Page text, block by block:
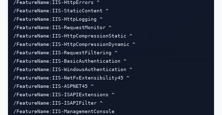
/FeatureName:IIS-HttpErrors ^
/FeatureName:IIS-StaticContent ^
/FeatureName:IIS-HttpLogging ^
/FeatureName:IIS-RequestMonitor ^
/FeatureName:IIS-HttpCompressionStatic ^
/FeatureName:IIS-HttpCompressionDynamic ^
/FeatureName:IIS-RequestFiltering ^
/FeatureName:IIS-BasicAuthentication ^
/FeatureName:IIS-WindowsAuthentication ^
/FeatureName:IIS-NetFxExtensibility45 ^
/FeatureName:IIS-ASPNET45 ^
/FeatureName:IIS-ISAPIExtensions ^
/FeatureName:IIS-ISAPIFilter ^